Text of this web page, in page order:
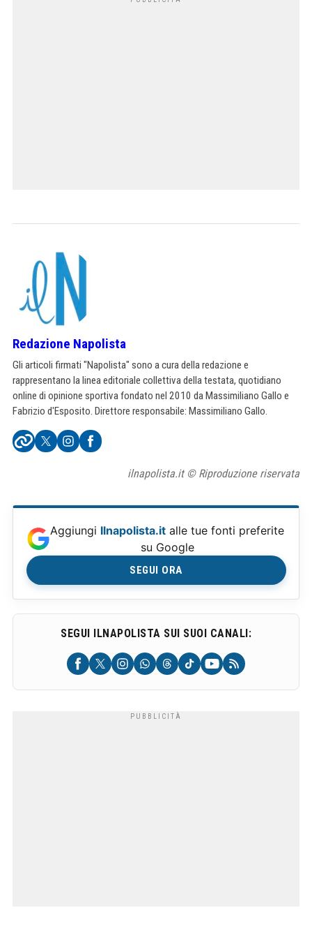
Redazione Napolista
Gli articoli firmati "Napolista" sono a cura della redazione e
rappresentano la linea editoriale collettiva della testata, quotidiano
online di opinione sportiva fondato nel 2010 da Massimiliano Gallo e
Fabrizio d'Esposito. Direttore responsabile: Massimiliano Gallo.
ilnapolista.it © Riproduzione riservata
Aggiungi Ilnapolista.it alle tue fonti preferite
su Google
SEGUI ORA
SEGUI ILNAPOLISTA SUI SUOI CANALI: